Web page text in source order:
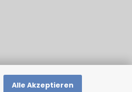
Alle Akzeptieren